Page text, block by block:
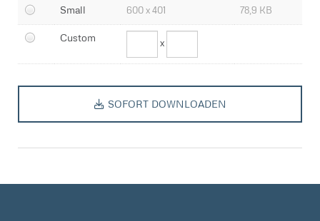
Small 600 x 401 78,9 KB
Custom x
SOFORT DOWNLOADEN